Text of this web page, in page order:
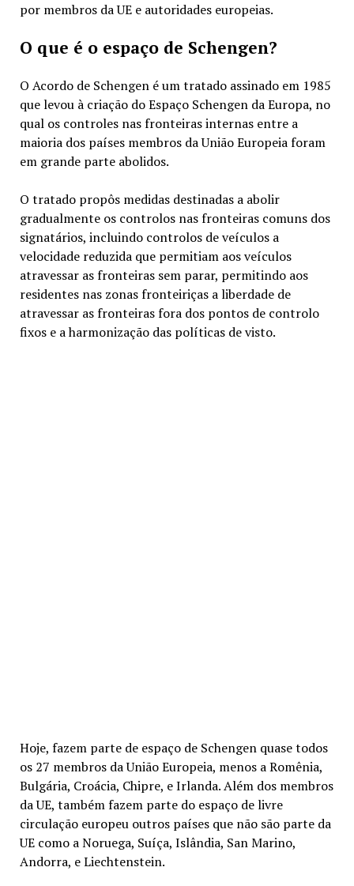
por membros da UE e autoridades europeias.
O que é o espaço de Schengen?
O Acordo de Schengen é um tratado assinado em 1985
que levou à criação do Espaço Schengen da Europa, no
qual os controles nas fronteiras internas entre a
maioria dos países membros da União Europeia foram
em grande parte abolidos.
O tratado propôs medidas destinadas a abolir
gradualmente os controlos nas fronteiras comuns dos
signatários, incluindo controlos de veículos a
velocidade reduzida que permitiam aos veículos
atravessar as fronteiras sem parar, permitindo aos
residentes nas zonas fronteiriças a liberdade de
atravessar as fronteiras fora dos pontos de controlo
fixos e a harmonização das políticas de visto.
Hoje, fazem parte de espaço de Schengen quase todos
os 27 membros da União Europeia, menos a Romênia,
Bulgária, Croácia, Chipre, e Irlanda. Além dos membros
da UE, também fazem parte do espaço de livre
circulação europeu outros países que não são parte da
UE como a Noruega, Suíça, Islândia, San Marino,
Andorra, e Liechtenstein.